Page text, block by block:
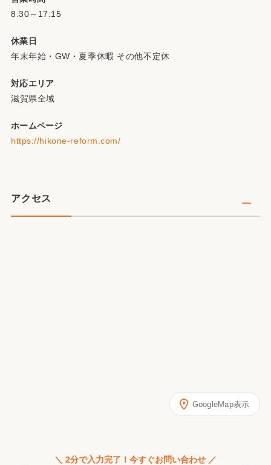
8:30～17:15
休業日
年末年始・GW・夏季休暇 その他不定休
対応エリア
滋賀県全域
ホームページ
https://hikone-reform.com/
アクセス
GoogleMap表示
＼ 2分で入力完了！今すぐお問い合わせ ／